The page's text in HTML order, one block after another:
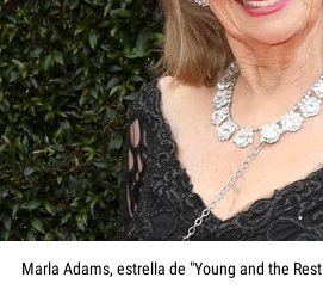
Marla Adams, estrella de "Young and the